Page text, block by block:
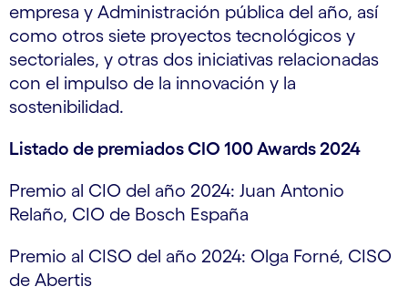
empresa y Administración pública del año, así
como otros siete proyectos tecnológicos y
sectoriales, y otras dos iniciativas relacionadas
con el impulso de la innovación y la
sostenibilidad.
Listado de premiados CIO 100 Awards 2024
Premio al CIO del año 2024: Juan Antonio
Relaño, CIO de Bosch España
Premio al CISO del año 2024: Olga Forné, CISO
de Abertis